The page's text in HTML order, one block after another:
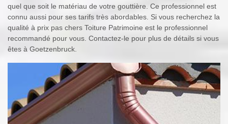
quel que soit le matériau de votre gouttière. Ce professionnel est
connu aussi pour ses tarifs très abordables. Si vous recherchez la
qualité à prix pas chers Toiture Patrimoine est le professionnel
recommandé pour vous. Contactez-le pour plus de détails si vous
êtes à Goetzenbruck.